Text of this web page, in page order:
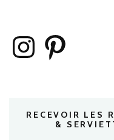
InstagramPinterest
RECEVOIR LES
&